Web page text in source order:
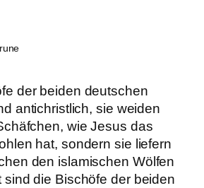
der beiden deutschen
antichristlich, sie weiden
wie Jesus das
hat, sondern sie liefern
den islamischen Wölfen
sind die Bischöfe der beiden